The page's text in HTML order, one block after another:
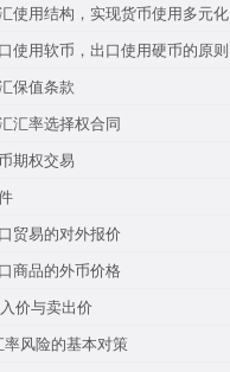
使用结构，实现货币使用多元化
使用软币，出口使用硬币的原则
保值条款
汇率选择权合同
期权交易
贸易的对外报价
商品的外币价格
价与卖出价
风险的基本对策